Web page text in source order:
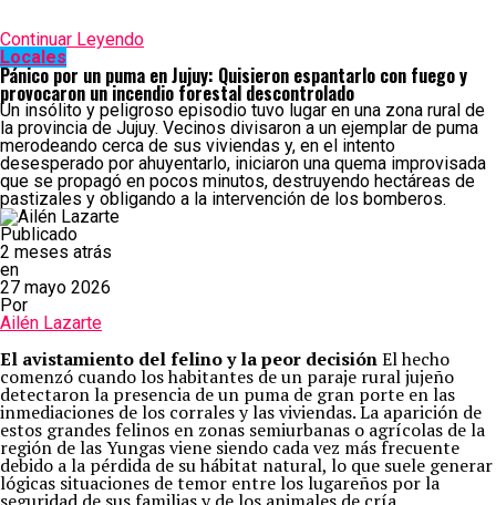
Continuar Leyendo
Locales
Pánico por un puma en Jujuy: Quisieron espantarlo con fuego y
provocaron un incendio forestal descontrolado
Un insólito y peligroso episodio tuvo lugar en una zona rural de
la provincia de Jujuy. Vecinos divisaron a un ejemplar de puma
merodeando cerca de sus viviendas y, en el intento
desesperado por ahuyentarlo, iniciaron una quema improvisada
que se propagó en pocos minutos, destruyendo hectáreas de
pastizales y obligando a la intervención de los bomberos.
Publicado
2 meses atrás
en
27 mayo 2026
Por
Ailén Lazarte
El avistamiento del felino y la peor decisiónEl hecho
comenzó cuando los habitantes de un paraje rural jujeño
detectaron la presencia de un puma de gran porte en las
inmediaciones de los corrales y las viviendas. La aparición de
estos grandes felinos en zonas semiurbanas o agrícolas de la
región de las Yungas viene siendo cada vez más frecuente
debido a la pérdida de su hábitat natural, lo que suele generar
lógicas situaciones de temor entre los lugareños por la